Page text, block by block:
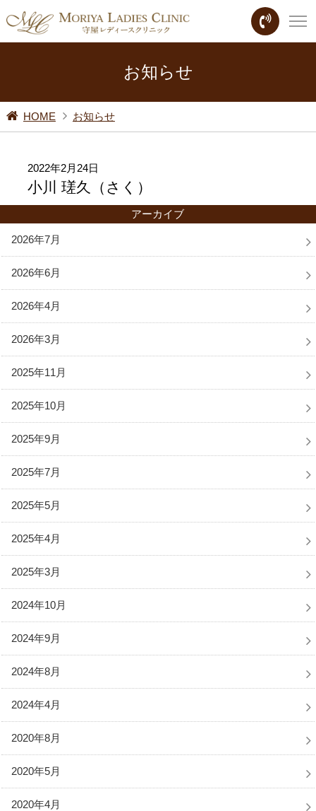
お知らせ
HOME お知らせ
2022年2月24日
小川 瑳久（さく）
アーカイブ
2026年7月
2026年6月
2026年4月
2026年3月
2025年11月
2025年10月
2025年9月
2025年7月
2025年5月
2025年4月
2025年3月
2024年10月
2024年9月
2024年8月
2024年4月
2020年8月
2020年5月
2020年4月